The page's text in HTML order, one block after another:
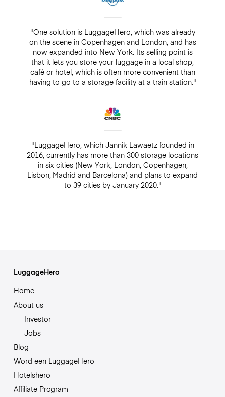
"One solution is LuggageHero, which was already
on the scene in Copenhagen and London, and has
now expanded into New York. Its selling point is
that it lets you store your luggage in a local shop,
café or hotel, which is often more convenient than
having to go to a storage facility at a train station."
"LuggageHero, which Jannik Lawaetz founded in
2016, currently has more than 300 storage locations
in six cities (New York, London, Copenhagen,
Lisbon, Madrid and Barcelona) and plans to expand
to 39 cities by January 2020."
LuggageHero
Home
About us
Investor
Jobs
Blog
Word een LuggageHero
Hotelshero
Affiliate Program